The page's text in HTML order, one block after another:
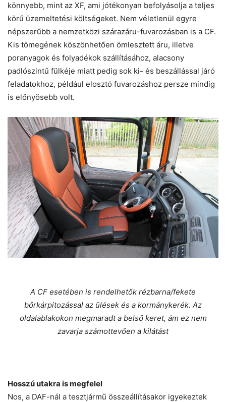
könnyebb, mint az XF, ami jótékonyan befolyásolja a teljes
körű üzemeltetési költségeket. Nem véletlenül egyre
népszerűbb a nemzetközi szárazáru-fuvarozásban is a CF.
Kis tömegének köszönhetően ömlesztett áru, illetve
poranyagok és folyadékok szállításához, alacsony
padlószintű fülkéje miatt pedig sok ki- és beszállással járó
feladatokhoz, például elosztó fuvarozáshoz persze mindig
is előnyösebb volt.
A CF esetében is rendelhetők rézbarna/fekete
bőrkárpitozással az ülések és a kormánykerék. Az
oldalablakokon megmaradt a belső keret, ám ez nem
zavarja számottevően a kilátást
Hosszú utakra is megfelel
Nos, a DAF-nál a tesztjármű összeállításakor igyekeztek